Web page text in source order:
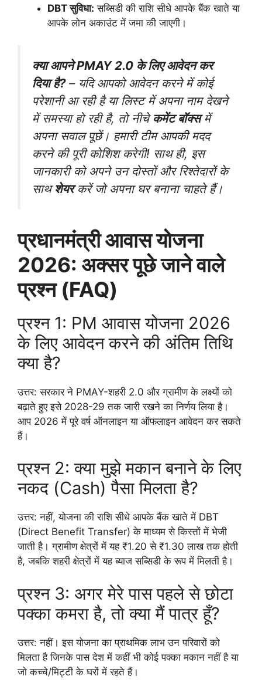
DBT सुविधा: सब्सिडी की राशि सीधे आपके बैंक खाते या
आपके लोन अकाउंट में जमा की जाएगी।
क्या आपने PMAY 2.0 के लिए आवेदन कर
दिया है?– यदि आपको आवेदन करने में कोई
परेशानी आ रही है या लिस्ट में अपना नाम देखने
में समस्या हो रही है, तो नीचे कमेंट बॉक्समें
अपना सवाल पूछें। हमारी टीम आपकी मदद
करने की पूरी कोशिश करेगी! साथ ही, इस
जानकारी को अपने उन दोस्तों और रिश्तेदारों के
साथशेयरकरें जो अपना घर बनाना चाहते हैं।
प्रधानमंत्री आवास योजना
2026: अक्सर पूछे जाने वाले
प्रश्न (FAQ)
प्रश्न 1: PM आवास योजना 2026
के लिए आवेदन करने की अंतिम तिथि
क्या है?
उत्तर: सरकार ने PMAY-शहरी 2.0 और ग्रामीण के लक्ष्यों को
बढ़ाते हुए इसे 2028-29 तक जारी रखने का निर्णय लिया है।
आप 2026 में पूरे वर्ष ऑनलाइन या ऑफलाइन आवेदन कर सकते
हैं।
प्रश्न 2: क्या मुझे मकान बनाने के लिए
नकद (Cash) पैसा मिलता है?
उत्तर: नहीं, योजना की राशि सीधे आपके बैंक खाते में DBT
(Direct Benefit Transfer) के माध्यम से किस्तों में भेजी
जाती है। ग्रामीण क्षेत्रों में यह ₹1.20 से ₹1.30 लाख तक होती
है, जबकि शहरी क्षेत्रों में यह ब्याज सब्सिडी के रूप में मिलती है।
प्रश्न 3: अगर मेरे पास पहले से छोटा
पक्का कमरा है, तो क्या मैं पात्र हूँ?
उत्तर: नहीं। इस योजना का प्राथमिक लाभ उन परिवारों को
मिलता है जिनके पास देश में कहीं भी कोई पक्का मकान नहीं है या
जो कच्चे/मिट्टी के घरों में रहते हैं।